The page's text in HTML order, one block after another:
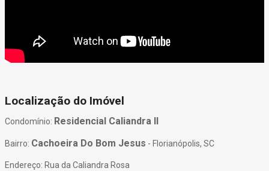
Localização do Imóvel
Condomínio: Residencial Caliandra Il
Bairro: Cachoeira Do Bom Jesus - Florianópolis, SC
Endereço: Rua da Caliandra Rosa